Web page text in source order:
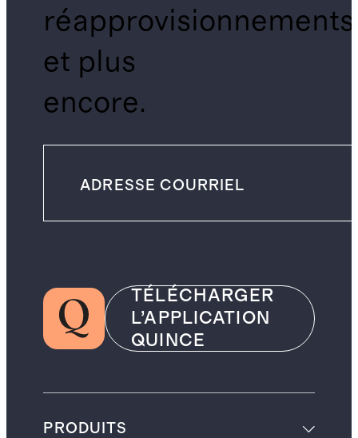
réapprovisionnements
et plus
encore.
TÉLÉCHARGER
L’APPLICATION
QUINCE
PRODUITS